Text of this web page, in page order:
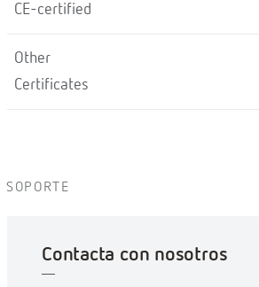
CE-certified
Other
Certificates
SOPORTE
Contacta con nosotros